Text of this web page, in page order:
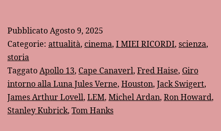
Jim
l’uomo
che
PubblicatoAgosto 9, 2025
Categorie: attualità, cinema, I MIEI RICORDI, scienza,
storia
TaggatoApollo 13, Cape Canaverl, Fred Haise, Giro
intorno alla Luna Jules Verne, Houston, Jack Swigert,
James Arthur Lovell, LEM, Michel Ardan, Ron Howard,
Stanley Kubrick, Tom Hanks